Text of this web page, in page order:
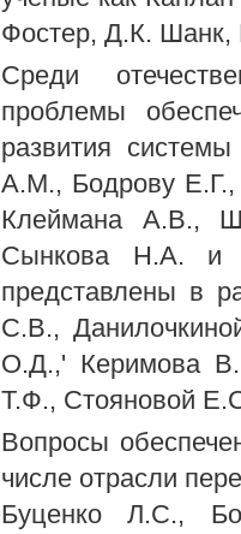
Фостер, Д.К. Шанк,
Среди
проблемы
развития
A.M., Бодрову
Клеймана A.B.,
Сынкова H.A. и
представлены в
C.B.,
О.Д.,' Керимова
Т.Ф., Стояновой
Вопросы
числе отрасли
Буценко Л.С.,